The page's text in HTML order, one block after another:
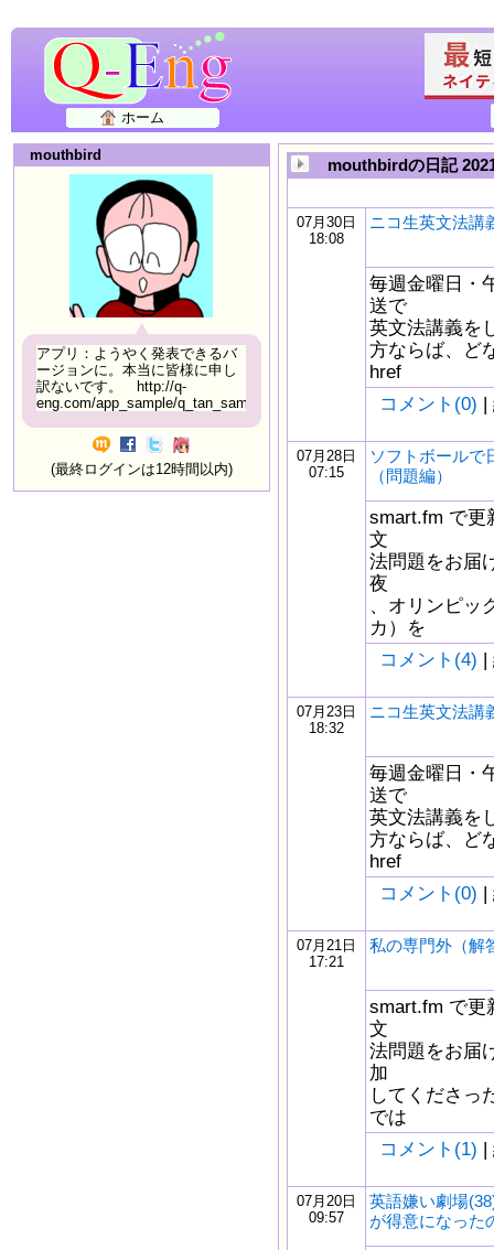
ホーム
mouthbird
アプリ：ようやく発表できるバ
ージョンに。本当に皆様に申し
訳ないです。 http://q-
eng.com/app_sample/q_tan_sample06.html
(最終ログインは12時間以内)
mouthbirdの日記
07月30日
18:08
ニコ生英文法講
毎週金曜日・
送で
英文法講義を
方ならば、ど
href
コメント(0) |
07月28日
07:15
ソフトボールで
（問題編）
smart.fm で更
文
法問題をお届
夜
、オリンピッ
カ）を
コメント(4) |
07月23日
18:32
ニコ生英文法講
毎週金曜日・
送で
英文法講義を
方ならば、ど
href
コメント(0) |
07月21日
17:21
私の専門外（解
smart.fm で更
文
法問題をお届
加
してくださっ
では
コメント(1) |
07月20日
09:57
英語嫌い劇場
が得意になった